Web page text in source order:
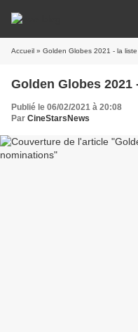
Accueil » Golden Globes 2021 - la
Golden Globes
Publié le 06/02/2021 à 20:08
Par CineStarsNews